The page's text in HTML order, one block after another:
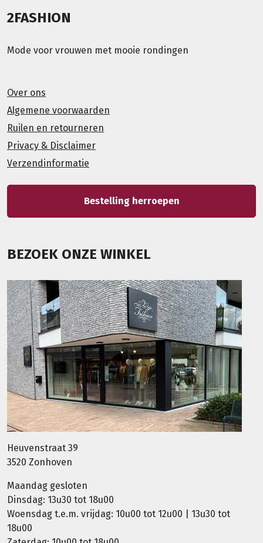
2FASHION
Mode voor vrouwen met mooie rondingen
Over ons
Algemene voorwaarden
Ruilen en retourneren
Privacy & Disclaimer
Verzendinformatie
Bestelling herroepen
BEZOEK ONZE WINKEL
Heuvenstraat 39
3520 Zonhoven
Maandag gesloten
Dinsdag: 13u30 tot 18u00
Woensdag t.e.m. vrijdag: 10u00 tot 12u00 | 13u30 tot
18u00